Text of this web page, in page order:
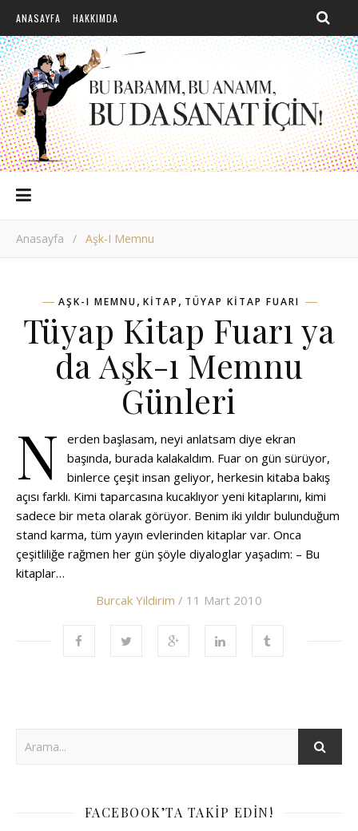
ANASAYFA HAKKIMDA
Anasayfa / Aşk-I Memnu
AŞK-I MEMNU, KITAP , TÜYAP KITAP FUARI
Tüyap Kitap Fuarı ya
da Aşk-ı Memnu
Günleri
N
erden başlasam, neyi anlatsam diye ekran
başında, burada kalakaldım. Fuar on gün sürüyor,
binlerce çeşit insan geliyor, herkesin kitaba bakış
açısı farklı. Kimi taparcasına kucaklıyor yeni kitaplarını, kimi
sadece bir meta olarak görüyor. Benim iki yıldır bulunduğum
stand karma, tüm yayın evlerinden kitaplar var. Onca
çeşitliliğe rağmen her gün şöyle diyaloglar yaşadım: – Bu
kitaplar…
Burcak Yildirim / 11 Mart 2010
FACEBOOK’TA TAKIP EDIN!